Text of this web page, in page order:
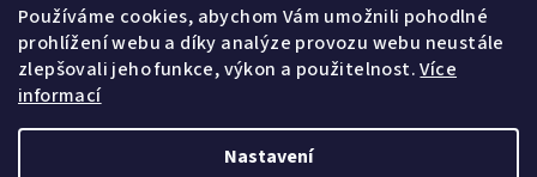
Používáme cookies, abychom Vám umožnili pohodlné
prohlížení webu a díky analýze provozu webu neustále
zlepšovali jeho funkce, výkon a použitelnost.Více
informací
Nastavení
Vložením e-mailu souhlasíte spodmínkami ochrany osobních
údajů
Přihlásit se